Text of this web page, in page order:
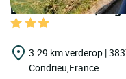
LOGIS HOTELS |
3.29 km verderop |
Condrieu,France